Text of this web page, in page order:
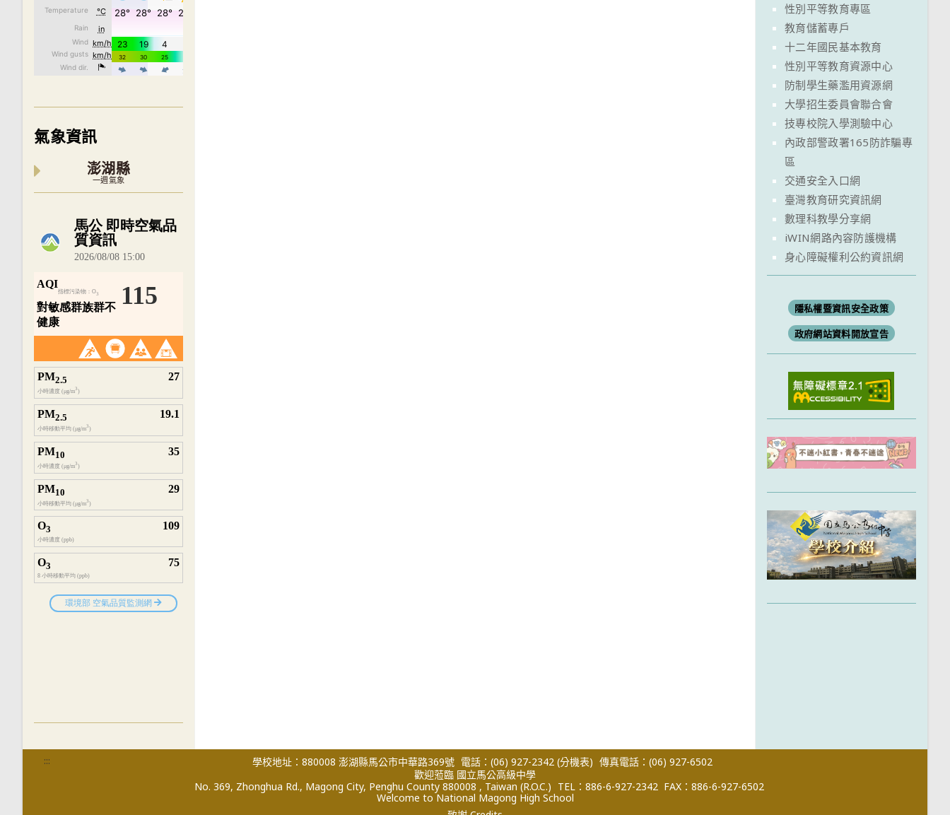
氣象資訊
澎湖縣
一週氣象
內嵌空氣品質小工具為視覺預覽，完整即時空氣品質資料請開啟
性別平等教育專區
教育儲蓄專戶
十二年國民基本教育
性別平等教育資源中心
防制學生藥濫用資源網
大學招生委員會聯合會
技專校院入學測驗中心
內政部警政署165防詐騙專
區
交通安全入口網
臺灣教育研究資訊網
數理科教學分享網
iWIN網路內容防護機構
身心障礙權利公約資訊網
隱私權暨資訊安全政策
政府網站資料開放宣告
::: 學校地址：880008 澎湖縣馬公市中華路369號 電話：(06) 927-2342 (分機表) 傳真電話：(06) 927-6502
歡迎蒞臨 國立馬公高級中學
No. 369, Zhonghua Rd., Magong City, Penghu County 880008 , Taiwan (R.O.C.) TEL：886-6-927-2342 FAX：886-6-927-6502
Welcome to National Magong High School